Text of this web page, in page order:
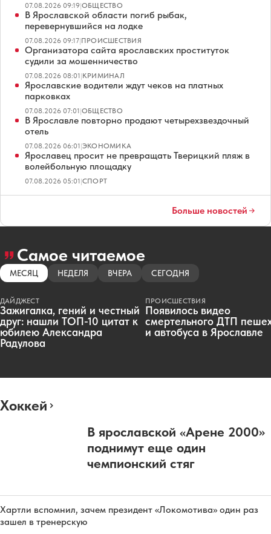
07.08.2026 09:19|ОБЩЕСТВО
В Ярославской области погиб рыбак,
перевернувшийся на лодке
07.08.2026 09:17|ПРОИСШЕСТВИЯ
Организатора сайта ярославских проституток
судили за мошенничество
07.08.2026 08:01|КРИМИНАЛ
Ярославские водители ждут чеков на платных
парковках
07.08.2026 07:01|ОБЩЕСТВО
В Ярославле повторно продают четырехзвездочный
отель
07.08.2026 06:01|ЭКОНОМИКА
Ярославец просит не превращать Тверицкий пляж в
волейбольную площадку
07.08.2026 05:01|СПОРТ
Больше новостей
Самое читаемое
МЕСЯЦ НЕДЕЛЯ ВЧЕРА СЕГОДНЯ
ДАЙДЖЕСТ
Зажигалка, гений и честный
друг: нашли ТОП-10 цитат к
юбилею Александра
Радулова
ПРОИСШЕСТВИЯ
Появилось видео
смертельного ДТП
и автобуса в Ярославле
Хоккей
В ярославской «Арене 2000»
поднимут еще один
чемпионский стяг
Хартли вспомнил, зачем президент «Локомотива» один раз
зашел в тренерскую